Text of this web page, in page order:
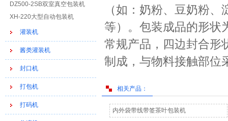
DZ500-2SB双室真空包装机
XH-220大型自动包装机
灌装机
酱类灌装机
封口机
打包机
打码机
（如：奶粉、豆奶粉
等）。包装成品的形状
常规产品，四边封合形
制成，与物料接触部位
相关产品：
内外袋带线带签茶叶包装机